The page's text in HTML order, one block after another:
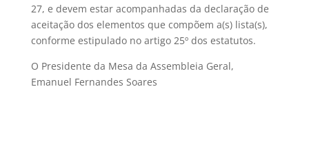
27, e devem estar acompanhadas da declaração de
aceitação dos elementos que compõem a(s) lista(s),
conforme estipulado no artigo 25º dos estatutos.
O Presidente da Mesa da Assembleia Geral,
Emanuel Fernandes Soares